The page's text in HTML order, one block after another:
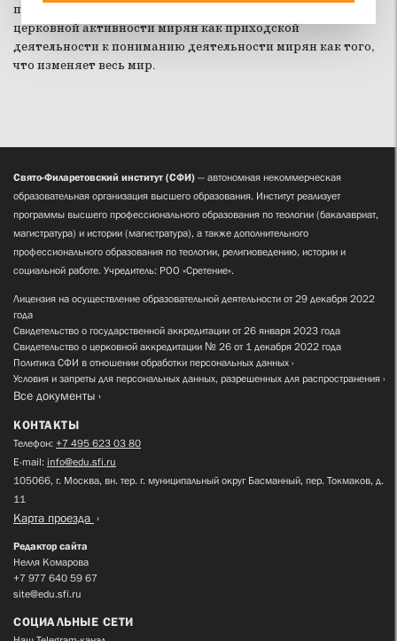
поэтому нужно постепенно переходить от понимания
церковной активности мирян как приходской
деятельности к пониманию деятельности мирян как того,
что изменяет весь мир.
Свято-Филаретовский институт (СФИ) — автономная некоммерческая
образовательная организация высшего образования. Институт реализует
программы высшего профессионального образования по теологии (бакалавриат,
магистратура) и истории (магистратура), а также дополнительного
профессионального образования по теологии, религиоведению, истории и
социальной работе. Учредитель: РОО «Сретение».
Лицензия на осуществление образовательной деятельности от 29 декабря 2022
года
Свидетельство о государственной аккредитации от 26 января 2023 года
Свидетельство о церковной аккредитации № 26 от 1 декабря 2022 года
Политика СФИ в отношении обработки персональных данных
Условия и запреты для персональных данных, разрешенных для распространения
Все документы
КОНТАКТЫ
Телефон: +7 495 623 03 80
E-mail: info@edu.sfi.ru
105066, г. Москва, вн. тер. г. муниципальный округ Басманный, пер. Токмаков, д.
11
Карта проезда
Редактор сайта
Нелля Комарова
+7 977 640 59 67
site@edu.sfi.ru
СОЦИАЛЬНЫЕ СЕТИ